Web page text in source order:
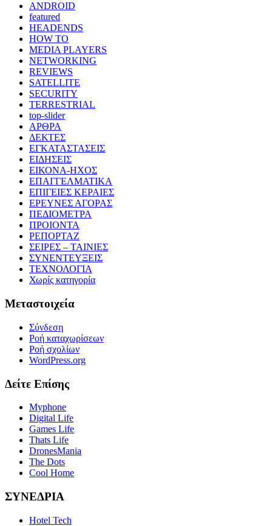
ANDROID
featured
HEADENDS
HOW TO
MEDIA PLAYERS
NETWORKING
REVIEWS
SATELLITE
SECURITY
TERRESTRIAL
top-slider
ΑΡΘΡΑ
ΔΕΚΤΕΣ
ΕΓΚΑΤΑΣΤΑΣΕΙΣ
ΕΙΔΗΣΕΙΣ
ΕΙΚΟΝΑ-ΗΧΟΣ
ΕΠΑΓΓΕΛΜΑΤΙΚΑ
ΕΠΙΓΕΙΕΣ ΚΕΡΑΙΕΣ
ΕΡΕΥΝΕΣ ΑΓΟΡΑΣ
ΠΕΔΙΟΜΕΤΡΑ
ΠΡΟΙΟΝΤΑ
ΡΕΠΟΡΤΑΖ
ΣΕΙΡΕΣ – ΤΑΙΝΙΕΣ
ΣΥΝΕΝΤΕΥΞΕΙΣ
ΤΕΧΝΟΛΟΓΙΑ
Χωρίς κατηγορία
Μεταστοιχεία
Σύνδεση
Ροή καταχωρίσεων
Ροή σχολίων
WordPress.org
Δείτε Επίσης
Myphone
Digital Life
Games Life
Thats Life
DronesMania
The Dots
Cool Home
ΣΥΝΕΔΡΙΑ
Hotel Tech